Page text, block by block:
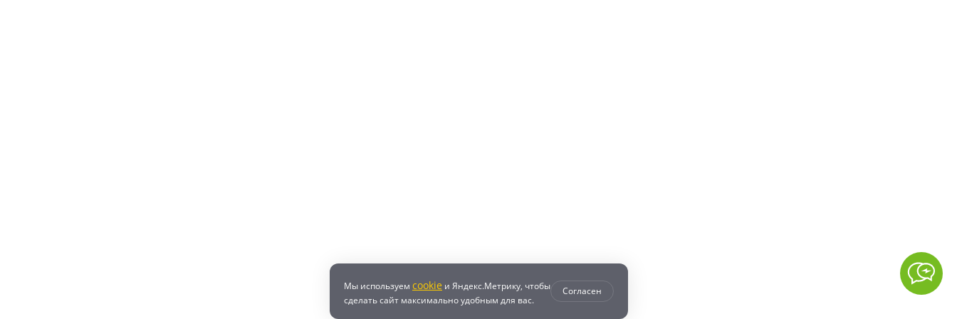
Мы используем cookie и Яндекс.Метрику, чтобы
сделать сайт максимально удобным для вас.
Согласен